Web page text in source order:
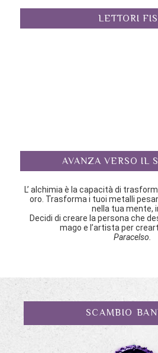
LETTORI
AVANZA VERSO IL
L’ alchimia è la capacità di
oro. Trasforma i tuoi metalli
nella tua mente,
Decidi di creare la persona che
mago e l’artista per
Paracelso.
SCAMBIO